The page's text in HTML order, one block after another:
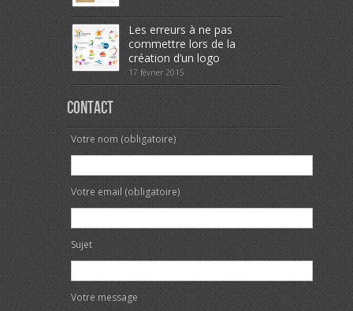
Les erreurs à ne pas
commettre lors de la
création d’un logo
17 février 2015
Contact
Votre nom (obligatoire)
Votre email (obligatoire)
Sujet
Votre message